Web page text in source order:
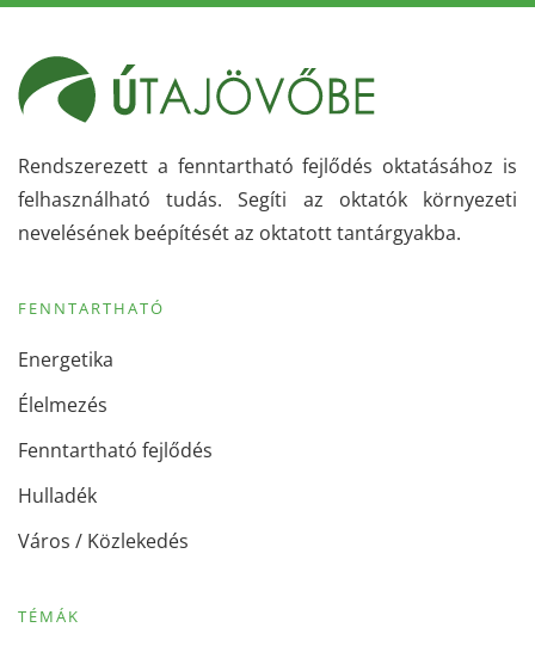
Rendszerezett a fenntartható fejlődés oktatásához is
felhasználható tudás. Segíti az oktatók környezeti
nevelésének beépítését az oktatott tantárgyakba.
FENNTARTHATÓ
Energetika
Élelmezés
Fenntartható fejlődés
Hulladék
Város / Közlekedés
TÉMÁK